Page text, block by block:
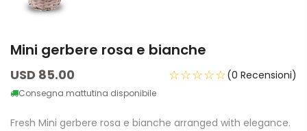
Mini gerbere rosa e bianche
USD 85.00
Consegna mattutina disponibile
☆☆☆☆☆(0 Recensioni)
Fresh Mini gerbere rosa e bianche arranged with elegance.